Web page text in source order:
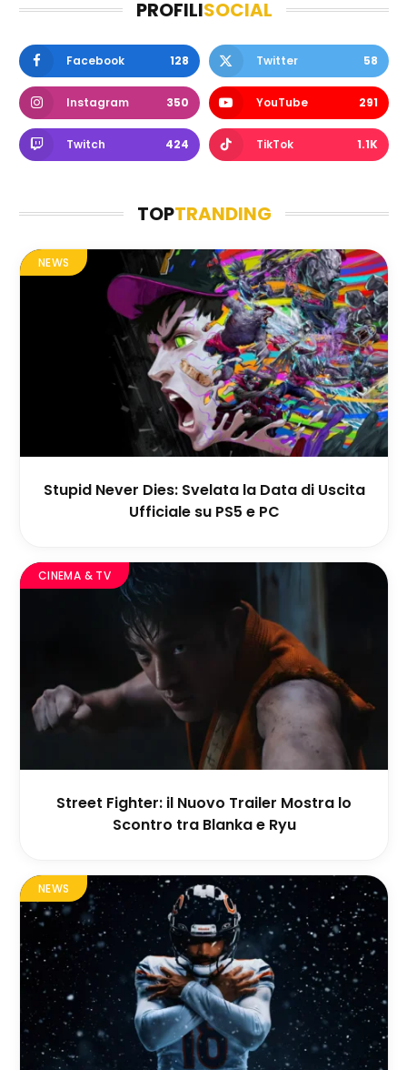
PROFILISOCIAL
Facebook 128 Twitter 58
Instagram 350 YouTube 291
Twitch 424 TikTok 1.1K
TOPTRANDING
NEWS
Stupid Never Dies: Svelata la Data di Uscita
Ufficiale su PS5 e PC
CINEMA & TV
Street Fighter: il Nuovo Trailer Mostra lo
Scontro tra Blanka e Ryu
NEWS